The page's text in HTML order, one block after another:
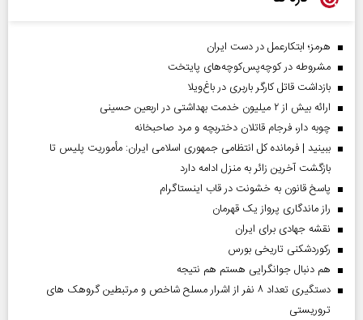
هرمز؛ ابتکارعمل در دست ایران
مشروطه در کوچه‌پس‌کوچه‌های پایتخت
بازداشت قاتل کارگر باربری در باغ‌ویلا
ارائه بیش از ۲ میلیون خدمت بهداشتی در اربعین حسینی
چوبه دار، فرجام قاتلان دختربچه و مرد صاحبخانه
ببینید | فرمانده کل انتظامی جمهوری اسلامی ایران­: مأموریت پلیس تا
بازگشت آخرین زائر به منزل ادامه دارد
پاسخ قانون به خشونت در قاب اینستاگرام
راز ماندگاری پرواز یک قهرمان
نقشه جهادی برای ایران
رکوردشکنی تاریخی بورس
هم دنبال جوانگرایی هستم هم نتیجه
دستگیری تعداد ۸ نفر از اشرار مسلح شاخص و مرتبطین گروهک های
تروریستی